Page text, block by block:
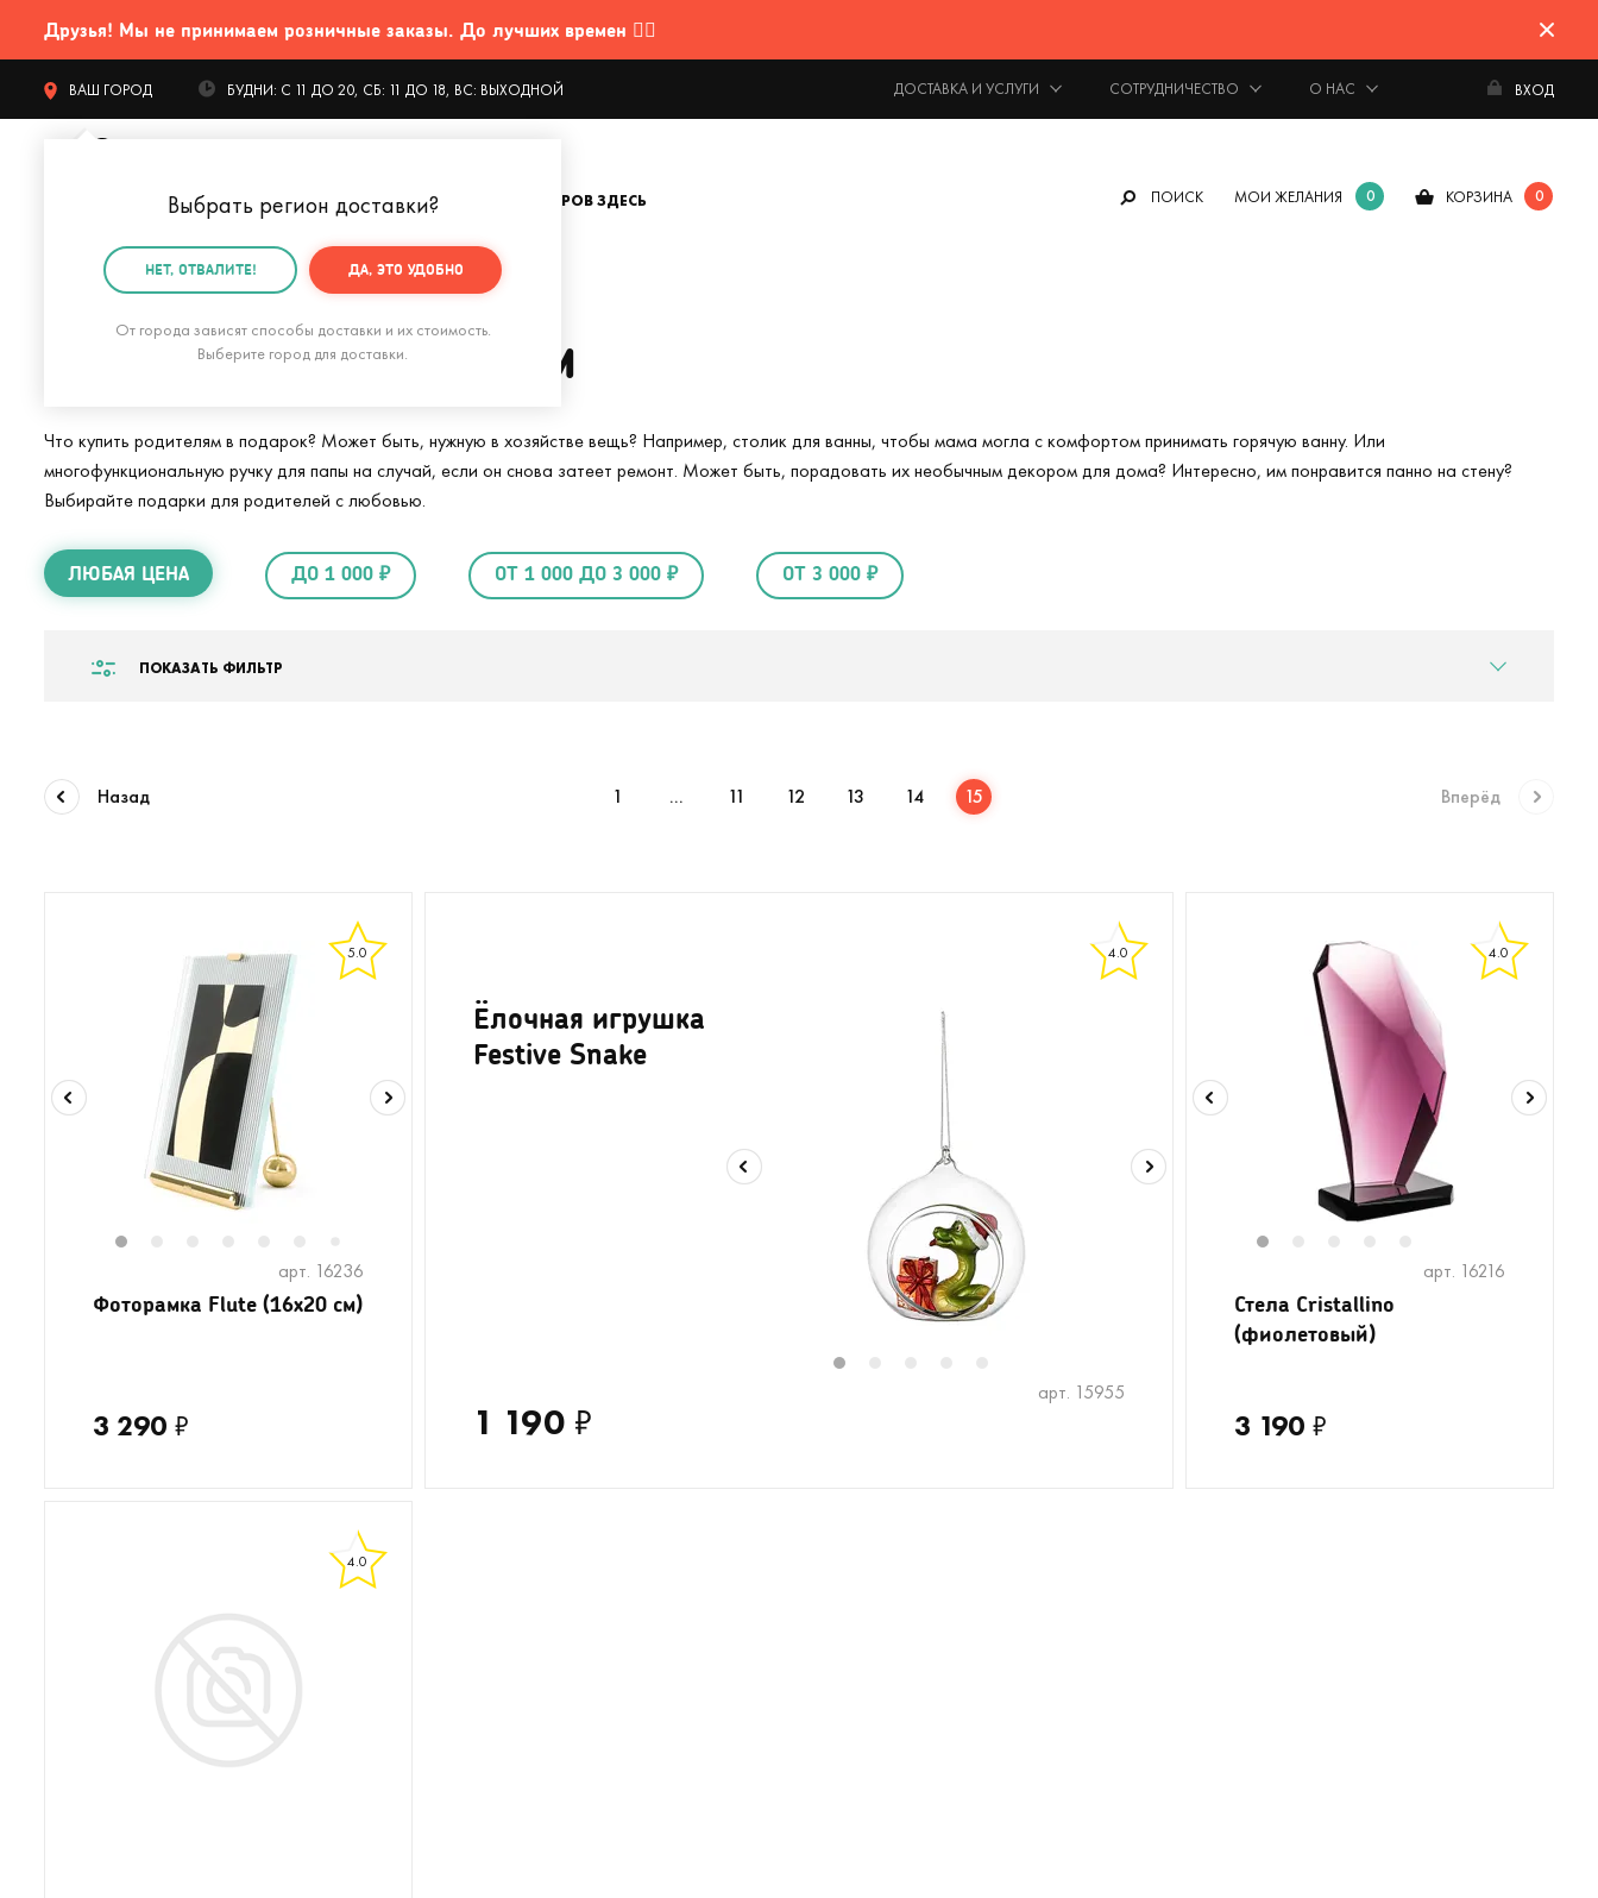
Друзья! Мы не принимаем розничные заказы. До лучших времен 🤷‍♂️
ВАШ ГОРОД
Выбрать регион доставки?
НЕТ, ОТВАЛИТЕ! ДА, ЭТО УДОБНО
От города зависят способы доставки и их стоимость.
Выберите город для доставки.
БУДНИ: С 11 ДО 20, СБ: 11 ДО 18, ВС: ВЫХОДНОЙ ДОСТАВКА И УСЛУГИ СОТРУДНИЧЕСТВО О НАС ВХОД
КАТАЛОГ ТОВАРОВ ЗДЕСЬ ПОИСК МОИ ЖЕЛАНИЯ 0 КОРЗИНА 0
Главная Подарки родителям
Подарки родителям
Что купить родителям в подарок? Может быть, нужную в хозяйстве вещь? Например, столик для ванны, чтобы мама могла с комфортом принимать горячую ванну. Или
многофункциональную ручку для папы на случай, если он снова затеет ремонт. Может быть, порадовать их необычным декором для дома? Интересно, им понравится панно на стену?
Выбирайте подарки для родителей с любовью.
ЛЮБАЯ ЦЕНА ДО 1 000 ₽ ОТ 1 000 ДО 3 000 ₽ ОТ 3 000 ₽
ПОКАЗАТЬ ФИЛЬТР
Назад 1 ... 11 12 13 14 15 Вперёд
5.0
арт. 16236
Фоторамка Flute (16х20 см)
3 290 ₽
4.0
Ёлочная игрушка
Festive Snake
арт. 15955
1 190 ₽
4.0
арт. 16216
Стела Cristallino
(фиолетовый)
3 190 ₽
4.0